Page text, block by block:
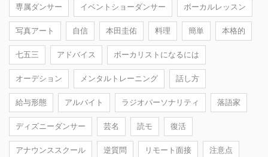
専属ダンサー イベントショーダンサー ボーカルレッスン
写真アート 自信 本田圭佑 料理 簡単 本格的
七五三 アドバイス ボーカリストになるには
オーデション メンタルトレーニング 話し方
給与形態 アルバイト ラジオパーソナリティ 落語家
ディズニーダンサー 芸名 読モ 復活
アナウンススクール 逆質問 リモート面接 注意点